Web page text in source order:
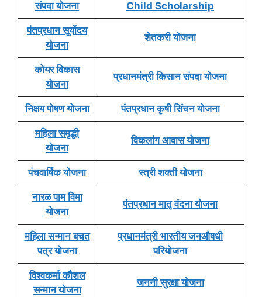
संपदा योजना
Child Scholarship
पंतप्रधान सूर्योदय
योजना
शेतकरी योजना
कोयर विकास
योजना
प्रधानमंत्री किसान संपदा योजना
निक्षय पोषण योजना पंतप्रधान कृषी सिंचन योजना
महिला समृद्धी
योजना
विकलांग आवास योजना
पंचवार्षिक योजना स्त्री शक्ती योजना
नारळ पाम विमा
योजना
पंतप्रधान मातृ वंदना योजना
महिला सन्मान बचत
पत्र योजना
प्रधानमंत्री भारतीय जनऔषधी
परियोजना
विश्वकर्मा कौशल
सन्मान योजना
जननी सुरक्षा योजना